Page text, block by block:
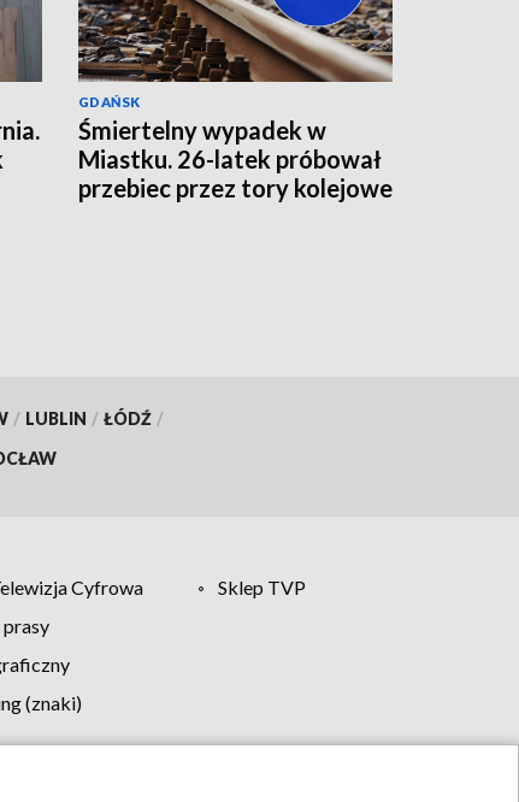
GDAŃSK
Śmiertelny wypadek w
Miastku. 26-latek próbował
przebiec przez tory kolejowe
/ LUBLIN / ŁÓDŹ /
Cyfrowa
Sklep TVP
(znaki)